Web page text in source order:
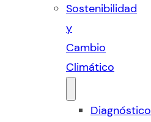
Sostenibilidad
y
Cambio
Climático
Diagnóstico